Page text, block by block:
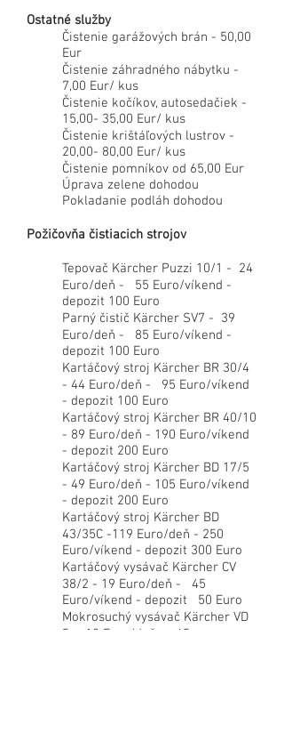
Ostatné služby
Čistenie garážových brán - 50,00
Eur
Čistenie záhradného nábytku -
7,00 Eur/ kus
Čistenie kočíkov, autosedačiek -
15,00- 35,00 Eur/ kus
Čistenie krištáľových lustrov -
20,00- 80,00 Eur/ kus
Čistenie pomníkov od 65,00 Eur
Úprava zelene dohodou
Pokladanie podláh dohodou
Požičovňa čistiacich strojov
Tepovač Kärcher Puzzi 10/1 - 24
Euro/deň - 55 Euro/víkend -
depozit 100 Euro
Parný čistič Kärcher SV7 - 39
Euro/deň - 85 Euro/víkend -
depozit 100 Euro
Kartáčový stroj Kärcher BR 30/4
- 44 Euro/deň - 95 Euro/víkend
- depozit 100 Euro
Kartáčový stroj Kärcher BR 40/10
- 89 Euro/deň - 190 Euro/víkend
- depozit 200 Euro
Kartáčový stroj Kärcher BD 17/5
- 49 Euro/deň - 105 Euro/víkend
- depozit 200 Euro
Kartáčový stroj Kärcher BD
43/35C -119 Euro/deň - 250
Euro/víkend - depozit 300 Euro
Kartáčový vysávač Kärcher CV
38/2 - 19 Euro/deň - 45
Euro/víkend - depozit 50 Euro
Mokrosuchý vysávač Kärcher VD
5 - 19 Euro/deň - 45